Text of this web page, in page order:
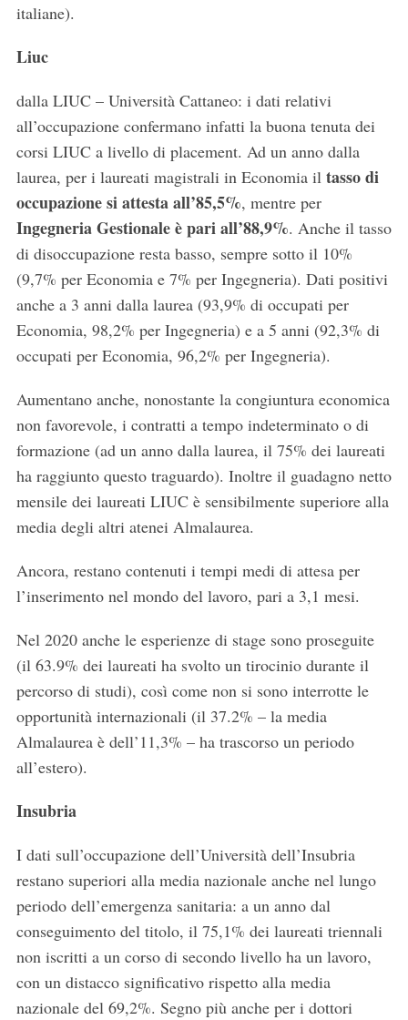
italiane).
Liuc
dalla LIUC – Università Cattaneo: i dati relativi
all’occupazione confermano infatti la buona tenuta dei
corsi LIUC a livello di placement. Ad un anno dalla
laurea, per i laureati magistrali in Economia iltasso di
occupazione si attesta all’85,5%, mentre per
Ingegneria Gestionale è pari all’88,9%. Anche il tasso
di disoccupazione resta basso, sempre sotto il 10%
(9,7% per Economia e 7% per Ingegneria). Dati positivi
anche a 3 anni dalla laurea (93,9% di occupati per
Economia, 98,2% per Ingegneria) e a 5 anni (92,3% di
occupati per Economia, 96,2% per Ingegneria).
Aumentano anche, nonostante la congiuntura economica
non favorevole, i contratti a tempo indeterminato o di
formazione (ad un anno dalla laurea, il 75% dei laureati
ha raggiunto questo traguardo). Inoltre il guadagno netto
mensile dei laureati LIUC è sensibilmente superiore alla
media degli altri atenei Almalaurea.
Ancora, restano contenuti i tempi medi di attesa per
l’inserimento nel mondo del lavoro, pari a 3,1 mesi.
Nel 2020 anche le esperienze di stage sono proseguite
(il 63.9% dei laureati ha svolto un tirocinio durante il
percorso di studi), così come non si sono interrotte le
opportunità internazionali (il 37.2% – la media
Almalaurea è dell’11,3% – ha trascorso un periodo
all’estero).
Insubria
I dati sull’occupazione dell’Università dell’Insubria
restano superiori alla media nazionale anche nel lungo
periodo dell’emergenza sanitaria: a un anno dal
conseguimento del titolo, il 75,1% dei laureati triennali
non iscritti a un corso di secondo livello ha un lavoro,
con un distacco significativo rispetto alla media
nazionale del 69,2%. Segno più anche per i dottori